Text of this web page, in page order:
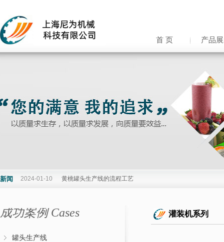
首 页 产品
新闻 2024-01-10 黄桃罐头生产线的流程工艺
成功案例 Cases
罐头生产线
灌装机系列